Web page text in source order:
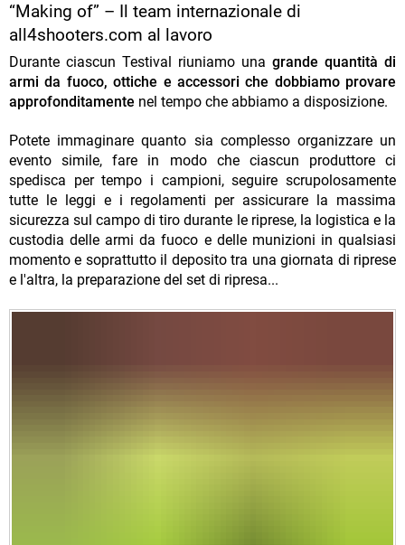
“Making of” – Il team internazionale di
all4shooters.com al lavoro
Durante ciascun Testival riuniamo una grande quantità di
armi da fuoco, ottiche e accessori che dobbiamo provare
approfonditamente nel tempo che abbiamo a disposizione.
Potete immaginare quanto sia complesso organizzare un
evento simile, fare in modo che ciascun produttore ci
spedisca per tempo i campioni, seguire scrupolosamente
tutte le leggi e i regolamenti per assicurare la massima
sicurezza sul campo di tiro durante le riprese, la logistica e la
custodia delle armi da fuoco e delle munizioni in qualsiasi
momento e soprattutto il deposito tra una giornata di riprese
e l'altra, la preparazione del set di ripresa...